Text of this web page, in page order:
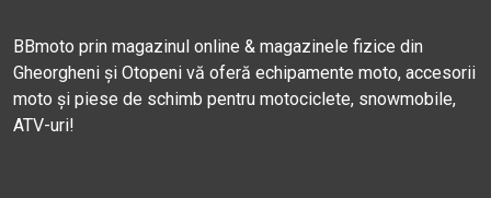
BBmoto prin magazinul online & magazinele fizice din
Gheorgheni și Otopeni vă oferă echipamente moto, accesorii
moto și piese de schimb pentru motociclete, snowmobile,
ATV-uri!